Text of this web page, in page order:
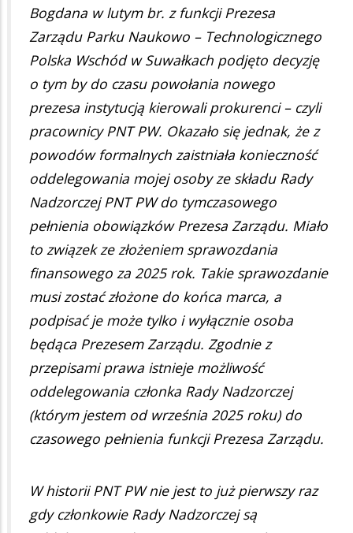
Bogdana w lutym br. z funkcji Prezesa
Zarządu Parku Naukowo – Technologicznego
Polska Wschód w Suwałkach podjęto decyzję
o tym by do czasu powołania nowego
prezesa instytucją kierowali prokurenci – czyli
pracownicy PNT PW. Okazało się jednak, że z
powodów formalnych zaistniała konieczność
oddelegowania mojej osoby ze składu Rady
Nadzorczej PNT PW do tymczasowego
pełnienia obowiązków Prezesa Zarządu. Miało
to związek ze złożeniem sprawozdania
finansowego za 2025 rok. Takie sprawozdanie
musi zostać złożone do końca marca, a
podpisać je może tylko i wyłącznie osoba
będąca Prezesem Zarządu. Zgodnie z
przepisami prawa istnieje możliwość
oddelegowania członka Rady Nadzorczej
(którym jestem od września 2025 roku) do
czasowego pełnienia funkcji Prezesa Zarządu.
W historii PNT PW nie jest to już pierwszy raz
gdy członkowie Rady Nadzorczej są